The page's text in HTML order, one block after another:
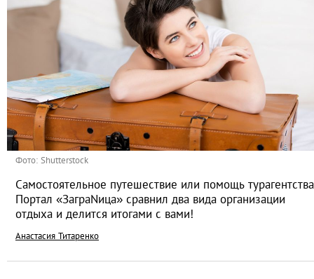
Фото: Shutterstock
Самостоятельное путешествие или помощь
Портал «ЗаграNица» сравнил два вида организации
отдыха и делится итогами с вами!
Анастасия Титаренко